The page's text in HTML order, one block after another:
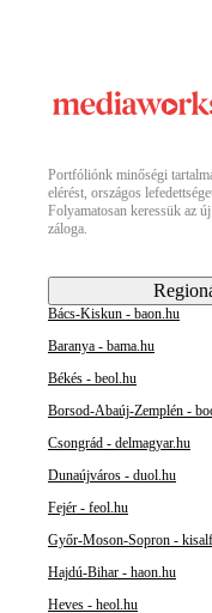
Portfóliónk minőségi
elérést, országos
Folyamatosan keressük az
záloga.
Bács-Kiskun - baon.hu
Baranya - bama.hu
Békés - beol.hu
Borsod-Abaúj-Zemplén -
Csongrád - delmagyar.hu
Dunaújváros - duol.hu
Fejér - feol.hu
Győr-Moson-Sopron -
Hajdú-Bihar - haon.hu
Heves - heol.hu